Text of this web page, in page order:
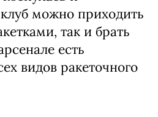
и
можно приходить
так и брать
есть
видов ракеточного